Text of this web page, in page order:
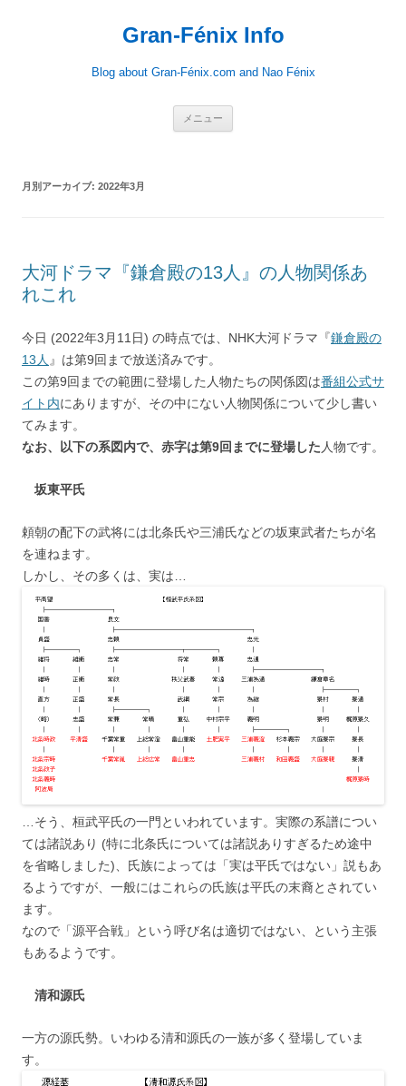
Gran-Fénix Info
Blog about Gran-Fénix.com and Nao Fénix
メニュー
月別アーカイブ: 2022年3月
大河ドラマ『鎌倉殿の13人』の人物関係あ
れこれ
今日 (2022年3月11日) の時点では、NHK大河ドラマ『鎌倉殿の
13人 』は第9回まで放送済みです。
この第9回までの範囲に登場した人物たちの関係図は番組公式サ
イト内にありますが、その中にない人物関係について少し書い
てみます。
なお、以下の系図内で、赤字は第9回までに登場した 人物です。
坂東平氏
頼朝の配下の武将には北条氏や三浦氏などの坂東武者たちが名
を連ねます。
しかし、その多くは、実は…
…そう、桓武平氏の一門といわれています。実際の系譜につい
ては諸説あり (特に北条氏については諸説ありすぎるため途中
を省略しました)、氏族によっては「実は平氏ではない」説もあ
るようですが、一般にはこれらの氏族は平氏の末裔とされてい
ます。
なので「源平合戦」という呼び名は適切ではない、という主張
もあるようです。
清和源氏
一方の源氏勢。いわゆる清和源氏の一族が多く登場していま
す。